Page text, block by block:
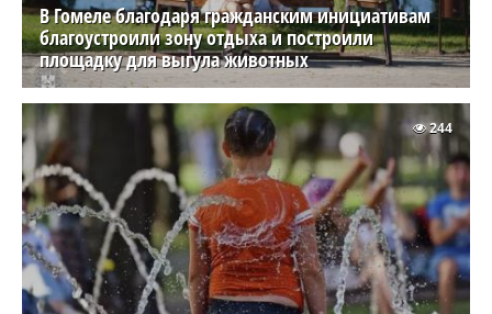
В Гомеле благодаря гражданским инициативам
благоустроили зону отдыха и построили
площадку для выгула животных
244